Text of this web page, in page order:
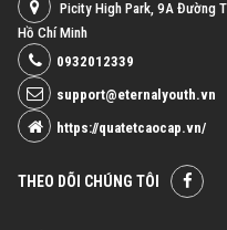
Picity High Park, 9A Đường
Hồ Chí Minh
0932012339
support@eternalyouth.vn
https://quatetcaocap.vn/
THEO DÕI CHÚNG TÔI